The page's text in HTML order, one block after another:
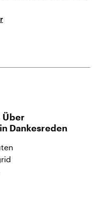
Über
Dankesreden